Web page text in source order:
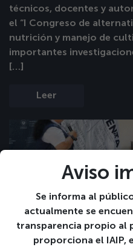
Aviso
Se informa al
actualmente se
transparencia propio al
proporciona el IAIP,
técnicos, docentes y
el “I Congreso de
nutrición y manejo de
importantes
[…]
Leer